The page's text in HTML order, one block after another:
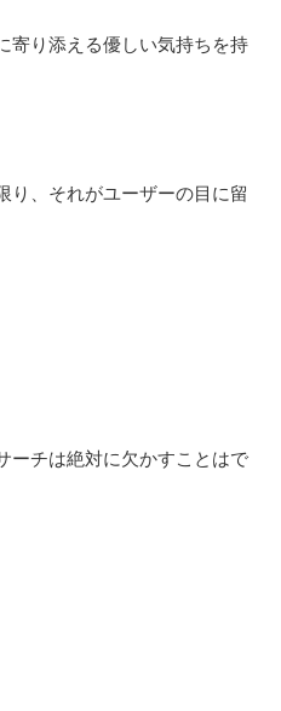
寄り添える優しい気持ちを持
り、それがユーザーの目に留
ーチは絶対に欠かすことはで